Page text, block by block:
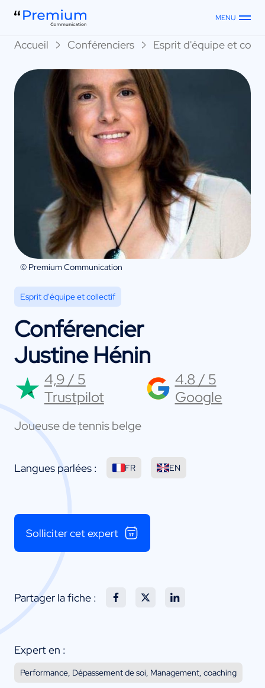
MENU
Accueil Conférenciers Esprit d'équipe et
© Premium Communication
Esprit d'équipe et collectif
Conférencier
Justine Hénin
4,9 / 5
Trustpilot
4.8 / 5
Google
Joueuse de tennis belge
Langues parlées : FR EN
Solliciter cet expert
Partager la fiche :
Expert en :
Performance, Dépassement de soi, Management, coaching